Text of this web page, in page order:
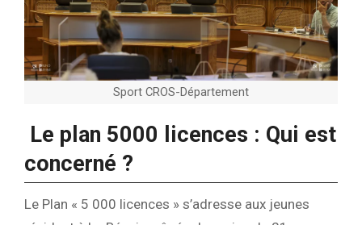
Sport CROS-Département
Le plan 5000 licences : Qui est
concerné ?
Le Plan « 5 000 licences » s’adresse aux jeunes